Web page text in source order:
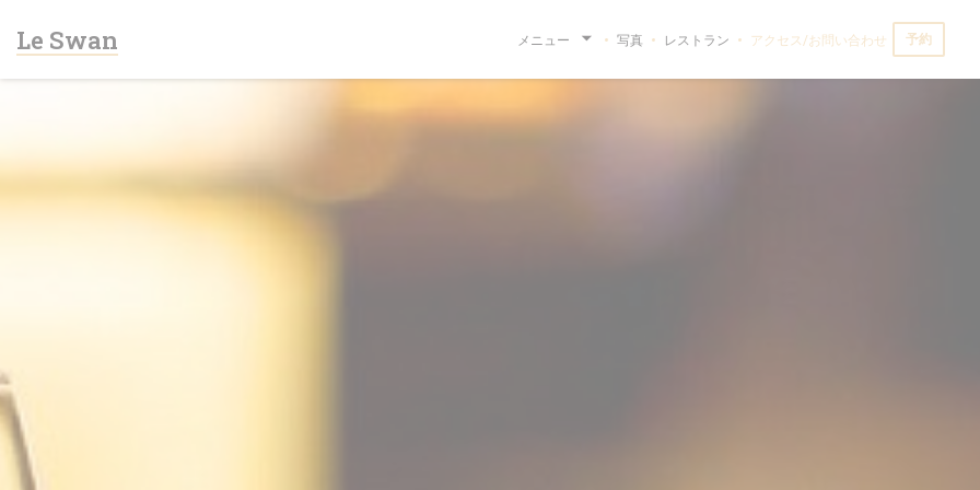
Le Swan メニュー 写真 レストラン アクセス/お問い合わせ 予約